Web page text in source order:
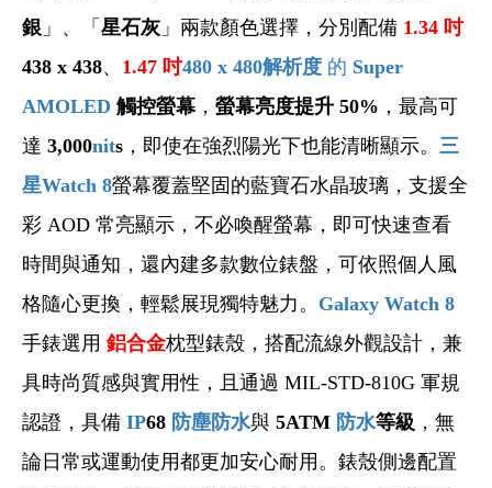
銀 」、「 星石灰 」兩款顏色選擇，分別配備 1.34 吋
438 x 438、 1.47 吋480 x 480解析度 的 Super
AMOLED 觸控螢幕 ， 螢幕亮度提升 50% ，最高可
達 3,000nits ，即使在強烈陽光下也能清晰顯示。 三
星Watch 8螢幕覆蓋堅固的藍寶石水晶玻璃，支援全
彩 AOD 常亮顯示，不必喚醒螢幕，即可快速查看
時間與通知，還內建多款數位錶盤，可依照個人風
格隨心更換，輕鬆展現獨特魅力。 Galaxy Watch 8
手錶選用 鋁合金枕型錶殼，搭配流線外觀設計，兼
具時尚質感與實用性，且通過 MIL-STD-810G 軍規
認證，具備 IP68 防塵防水與 5ATM 防水等級 ，無
論日常或運動使用都更加安心耐用。錶殼側邊配置